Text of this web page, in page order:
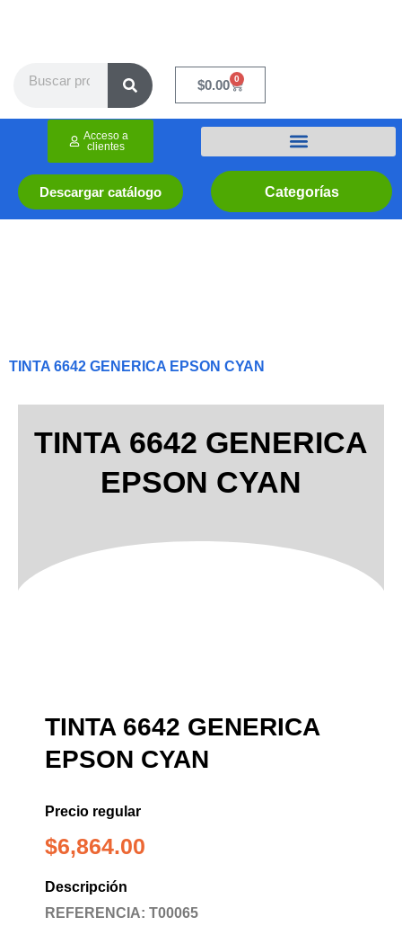
$0.00 0
Cart
Categorías
Descargar catálogo
Acceso a
clientes
TINTA 6642 GENERICA EPSON CYAN
TINTA 6642 GENERICA
EPSON CYAN
TINTA 6642 GENERICA
EPSON CYAN
Precio regular
$6,864.00
Descripción
REFERENCIA: T00065